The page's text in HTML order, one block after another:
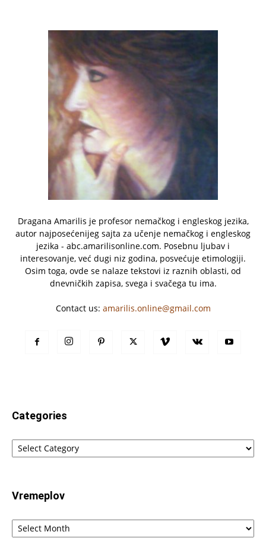
Dragana Amarilis je profesor nemačkog i engleskog jezika,
autor najposećenijeg sajta za učenje nemačkog i engleskog
jezika - abc.amarilisonline.com. Posebnu ljubav i
interesovanje, već dugi niz godina, posvećuje etimologiji.
Osim toga, ovde se nalaze tekstovi iz raznih oblasti, od
dnevničkih zapisa, svega i svačega tu ima.
Contact us: amarilis.online@gmail.com
Categories
Categories
Vremeplov
Vremeplov